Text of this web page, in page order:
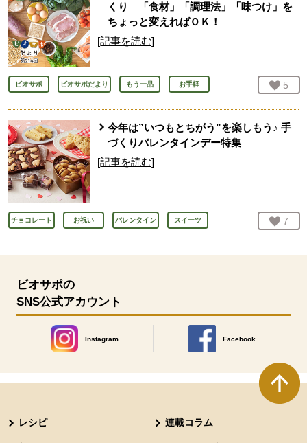
くり 「食材」「調理法」「味つけ」を
ちょっと変えればＯＫ！
[記事を読む]
ビオサポ ビオサポだより もう一品 お手軽 お気
5
今年は”いつもとちがう”を楽しもう♪ 手
づくりバレンタインデー特集
[記事を読む]
チョコレート お祝い バレンタイン スイーツ お気
7
ビオサポの
SNS公式アカウント
Instagram
別のウィンドウで開きます。
Facebook
別のウィンドウで開きます
レシピ 連載コラム